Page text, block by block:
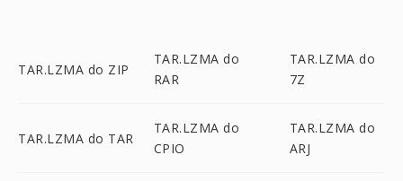
TAR.LZMA do ZIP
TAR.LZMA do
RAR
TAR.LZMA do
7Z
TAR.LZMA do TAR
TAR.LZMA do
CPIO
TAR.LZMA do
ARJ